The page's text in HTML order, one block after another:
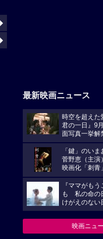
最新映画ニュース
時空を超えた
君の一日』9
面写真一挙解
「鍵」のい
菅野恵（主演
映画化「刺青
『ママがも
も 私の命の
けがえのない
映画ニュ